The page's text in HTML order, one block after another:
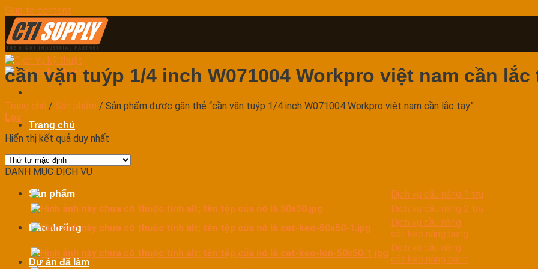
Skip to content
Trang chủ
Dịch vụ
Sản phẩm
Bảo dưỡng
Dự án đã làm
cần vặn tuýp 1/4 inch W071004 Workpro việt nam cần lắc
Trang chủ / Sản phẩm / Sản phẩm được gắn thẻ “cần vặn tuýp 1/4 inch W071004 Workpro việt nam cần lắc tay”
Lọc
Hiển thị kết quả duy nhất
DANH MỤC DỊCH VỤ
Dịch vụ cầu nâng 1 trụ
Dịch vụ cầu nâng 2 trụ
Dịch vụ cầu nâng
cắt kéo nâng bụng
Dịch vụ cầu nâng
cắt kéo nâng bánh